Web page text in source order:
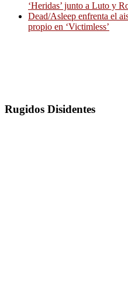
‘Heridas’ junto a Luto y
Dead/Asleep enfrenta el
propio en ‘Victimless’
Rugidos Disidentes